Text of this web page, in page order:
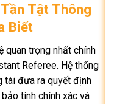
Tật Thông
Biết
quan trọng nhất chính
Referee. Hệ thống
tài đưa ra quyết định
tính chính xác và